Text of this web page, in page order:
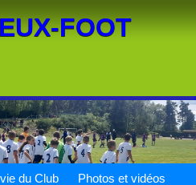
FOOT
du Club Photos et vidéos